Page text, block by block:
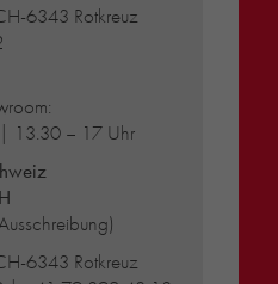
6343 Rotkreuz
13.30 – 17 Uhr
6343 Rotkreuz